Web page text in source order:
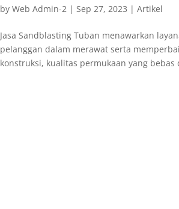
byWeb Admin-2 |Sep 27, 2023 |Artikel
Jasa Sandblasting Tuban menawarkan
pelanggan dalam merawat serta
konstruksi, kualitas permukaan yang